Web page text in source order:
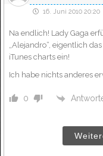
16. Juni 2010 20:20
Na endlich! Lady Gaga
„Alejandro“, eigentlich
iTunes charts ein!
Ich habe nichts anderes
0